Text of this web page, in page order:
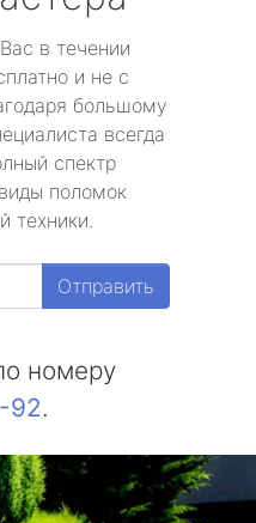
в течении
и не с
большому
всегда
спектр
поломок
техники.
Отправить
номеру
92.